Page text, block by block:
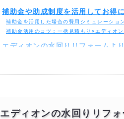
補助金や助成制度を活用してお得に
補助金を活用した場合の費用シミュレーショ
補助金活用のコツ：一括見積もり×エディオン
エディオンの水回りリフォームよ
エディオンの水回りリフ